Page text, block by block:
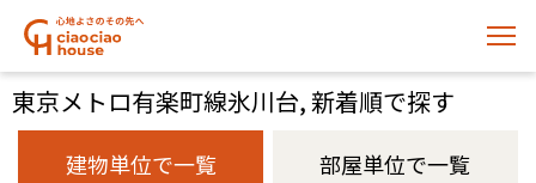
東京メトロ有楽町線氷川台, 新着順で探す
建物単位で一覧 部屋単位で一覧